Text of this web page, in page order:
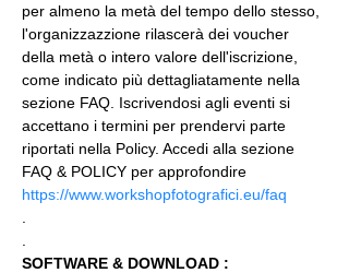
per almeno la metà del tempo dello stesso,
l'organizzazzione rilascerà dei voucher
della metà o intero valore dell'iscrizione,
come indicato più dettagliatamente nella
sezione FAQ. Iscrivendosi agli eventi si
accettano i termini per prendervi parte
riportati nella Policy. Accedi alla sezione
FAQ & POLICY per approfondire
https://www.workshopfotografici.eu/faq
SOFTWARE & DOWNLOAD :